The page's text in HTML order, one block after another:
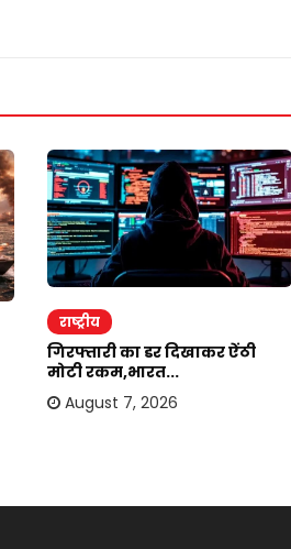
राष्ट्रीय
गिरफ्तारी का डर दिखाकर ऐंठी
मोटी रकम,भारत...
August 7, 2026